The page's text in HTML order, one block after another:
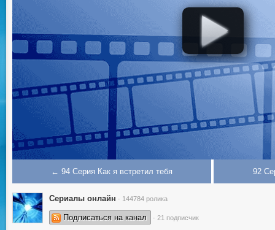
← 94 Серия Как я встретил тебя 92
Сериалы онлайн · 144784 ролика
Подписаться на канал · 21 подписчик